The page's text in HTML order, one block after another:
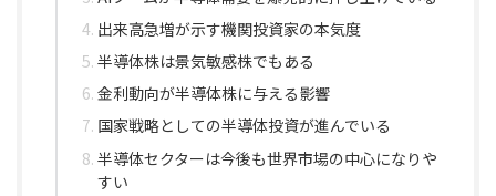
出来高急増が示す機関投資家の本気度
半導体株は景気敏感株でもある
金利動向が半導体株に与える影響
国家戦略としての半導体投資が進んでいる
半導体セクターは今後も世界市場の中心になりや
すい